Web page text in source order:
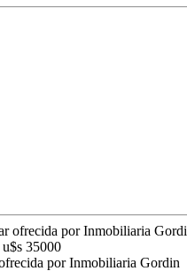
u$s 35000